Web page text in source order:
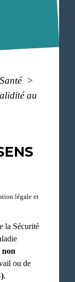
>
au
légale et
la Sécurité
non
ou de
.